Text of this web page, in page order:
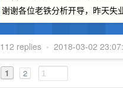
谢谢各位老铁分析开导，昨天失
112 replies • 2018-03-02
1 2